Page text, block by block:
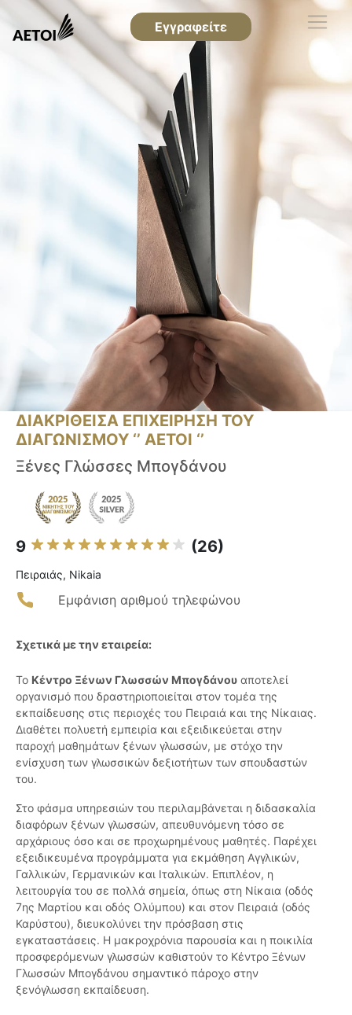
Εγγραφείτε
ΔΙΑΚΡΙΘΕΙΣΑ ΕΠΙΧΕΙΡΗΣΗ ΤΟΥ
ΔΙΑΓΩΝΙΣΜΟΥ ‘’ ΑΕΤΟΙ ‘’
Ξένες Γλώσσες Μπογδάνου
9 (26)
Πειραιάς, Nikaia
Εμφάνιση αριθμού τηλεφώνου
Σχετικά με την εταιρεία:
Το Κέντρο Ξένων Γλωσσών Μπογδάνου αποτελεί
οργανισμό που δραστηριοποιείται στον τομέα της
εκπαίδευσης στις περιοχές του Πειραιά και της Νίκαιας.
Διαθέτει πολυετή εμπειρία και εξειδικεύεται στην
παροχή μαθημάτων ξένων γλωσσών, με στόχο την
ενίσχυση των γλωσσικών δεξιοτήτων των σπουδαστών
του.
Στο φάσμα υπηρεσιών του περιλαμβάνεται η διδασκαλία
διαφόρων ξένων γλωσσών, απευθυνόμενη τόσο σε
αρχάριους όσο και σε προχωρημένους μαθητές. Παρέχει
εξειδικευμένα προγράμματα για εκμάθηση Αγγλικών,
Γαλλικών, Γερμανικών και Ιταλικών. Επιπλέον, η
λειτουργία του σε πολλά σημεία, όπως στη Νίκαια (οδός
7ης Μαρτίου και οδός Ολύμπου) και στον Πειραιά (οδός
Καρύστου), διευκολύνει την πρόσβαση στις
εγκαταστάσεις. Η μακροχρόνια παρουσία και η ποικιλία
προσφερόμενων γλωσσών καθιστούν το Κέντρο Ξένων
Γλωσσών Μπογδάνου σημαντικό πάροχο στην
ξενόγλωσση εκπαίδευση.